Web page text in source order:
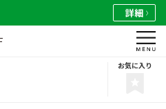
詳細
お気に入り